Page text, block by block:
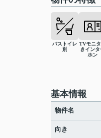
バストイレ
別
TVモニ
きインタ
ホン
基本情報
物件名
向き